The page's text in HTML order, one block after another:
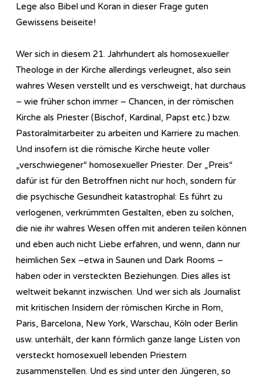
Lege also Bibel und Koran in dieser Frage guten
Gewissens beiseite!
Wer sich in diesem 21. Jahrhundert als homosexueller
Theologe in der Kirche allerdings verleugnet, also sein
wahres Wesen verstellt und es verschweigt, hat durchaus
– wie früher schon immer – Chancen, in der römischen
Kirche als Priester (Bischof, Kardinal, Papst etc.) bzw.
Pastoralmitarbeiter zu arbeiten und Karriere zu machen.
Und insofern ist die römische Kirche heute voller
„verschwiegener“ homosexueller Priester. Der „Preis“
dafür ist für den Betroffnen nicht nur hoch, sondern für
die psychische Gesundheit katastrophal: Es führt zu
verlogenen, verkrümmten Gestalten, eben zu solchen,
die nie ihr wahres Wesen offen mit anderen teilen können
und eben auch nicht Liebe erfahren, und wenn, dann nur
heimlichen Sex –etwa in Saunen und Dark Rooms –
haben oder in versteckten Beziehungen. Dies alles ist
weltweit bekannt inzwischen. Und wer sich als Journalist
mit kritischen Insidern der römischen Kirche in Rom,
Paris, Barcelona, New York, Warschau, Köln oder Berlin
usw. unterhält, der kann förmlich ganze lange Listen von
versteckt homosexuell lebenden Priestern
zusammenstellen. Und es sind unter den Jüngeren, so